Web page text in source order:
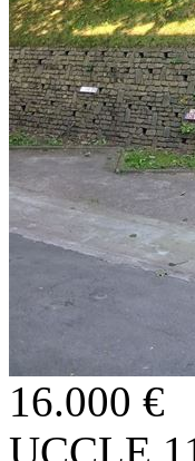
16.000 €
UCCLE